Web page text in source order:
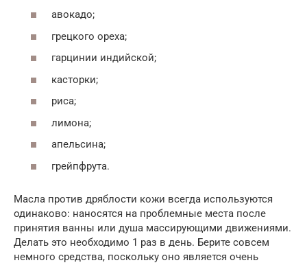
авокадо;
грецкого ореха;
гарцинии индийской;
касторки;
риса;
лимона;
апельсина;
грейпфрута.
Масла против дряблости кожи всегда используются
одинаково: наносятся на проблемные места после
принятия ванны или душа массирующими движениями.
Делать это необходимо 1 раз в день. Берите совсем
немного средства, поскольку оно является очень